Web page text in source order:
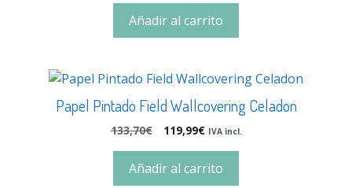
Añadir al carrito
Papel Pintado Field Wallcovering Celadon
133,70€ 119,99€ IVA incl.
Añadir al carrito